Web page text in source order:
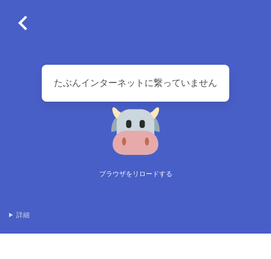
たぶんインターネットに繋っていません
ブラウザをリロードする
詳細